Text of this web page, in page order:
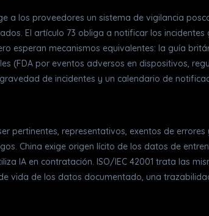
a los proveedores un sistema de vigilancia
El artículo 73 obliga a notificar los
esperan mecanismos equivalentes: la guía
(FDA por eventos adversos en dispositivos,
de incidentes y un calendario de
representativos, exentos de
China exige origen lícito de los datos de
IA en contratación. ISO/IEC 42001 trata las
vida de los datos documentado, una